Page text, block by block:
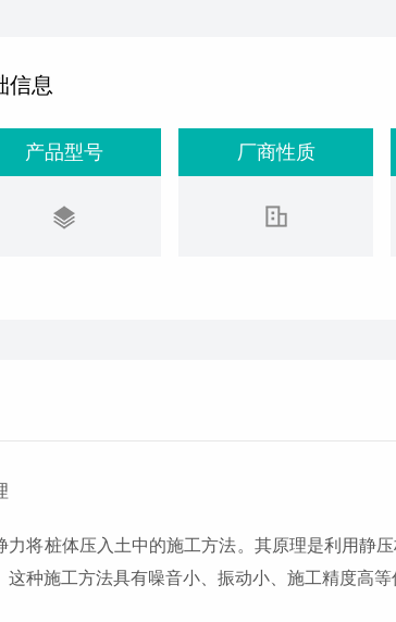
信息
产品型号 厂商性质
力将桩体压入土中的施工方法。其原理是利用静
这种施工方法具有噪音小、振动小、施工精度高等